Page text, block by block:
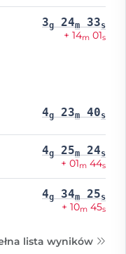
3g 24m 33s
+ 14m 01s
4g 23m 40s
4g 25m 24s
+ 01m 44s
4g 34m 25s
+ 10m 45s
lista wyników